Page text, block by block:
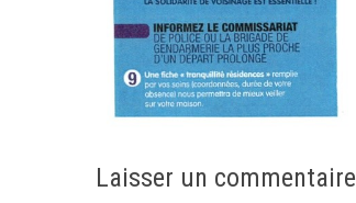
Laisser un commentaire